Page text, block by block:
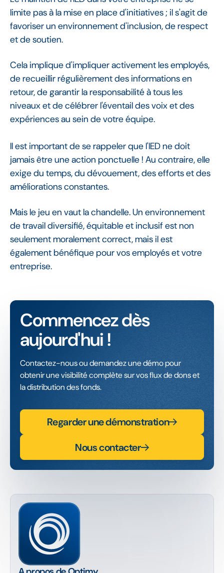
limite pas à la mise en place d'initiatives ; il s'agit de
favoriser un environnement d'inclusion, de respect
et de soutien.
Cela implique d'impliquer activement les employés,
de recueillir régulièrement des informations en
retour, de garantir la responsabilité à tous les
niveaux et de célébrer l'éventail des voix et des
expériences au sein de votre équipe.
Il est important de se rappeler que l'IED ne doit
jamais être une action ponctuelle ! Au contraire, elle
exige du temps, du dévouement, des efforts et des
améliorations constantes.
Mais le jeu en vaut la chandelle. Un environnement
de travail diversifié, équitable et inclusif est non
seulement moralement correct, mais il est
également bénéfique pour vos employés et votre
entreprise.
Commencez dès
aujourd'hui !
Contactez-nous ou demandez une démo pour
obtenir une visibilité complète sur vos flux de dons et
la distribution des fonds.
Regarder une démonstration
Nous contacter